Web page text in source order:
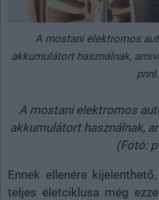
A mostani elektromos
akkumulátort használnak,
A mostani elektromos
akkumulátort használnak,
(Fotó:
Ennek ellenére
teljes életciklusa még